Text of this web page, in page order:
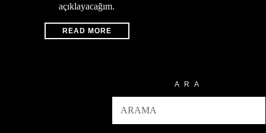
açıklayacağım.
READ MORE
ARA